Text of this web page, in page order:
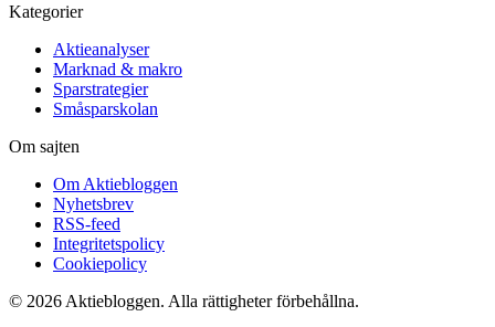
Kategorier
Aktieanalyser
Marknad & makro
Sparstrategier
Småsparskolan
Om sajten
Om Aktiebloggen
Nyhetsbrev
RSS-feed
Integritetspolicy
Cookiepolicy
© 2026 Aktiebloggen. Alla rättigheter förbehållna.